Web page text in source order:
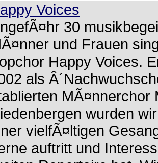
Voices
30
und Frauen
Happy Voices.
als
MÃ¤nnerchor
wurden
vielfÃ¤ltigen
auftritt und